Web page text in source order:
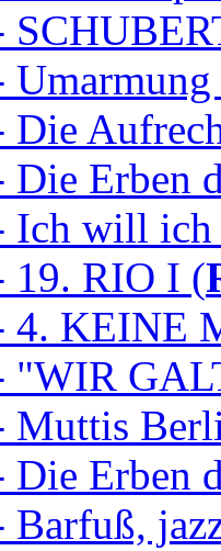
Die
Die Erben
Ich will ich
19. RIO I (
4. KEINE
"WIR
Muttis
Die Erben
Barfuß,